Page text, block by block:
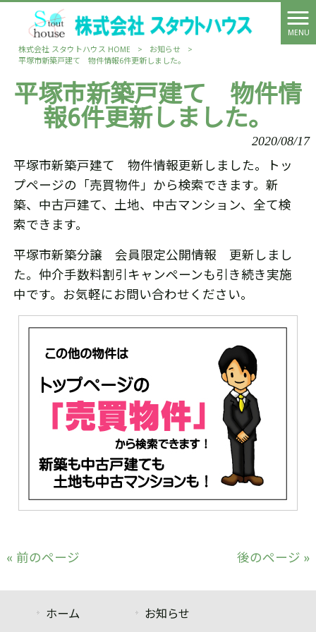
MENU
株式会社 スタウトハウス HOME
> お知らせ
>
平塚市新築戸建て 物件情報6件更新しました。
平塚市新築戸建て 物件情
報6件更新しました。
2020/08/17
平塚市新築戸建て 物件情報更新しました。トッ
プページの「売買物件」から検索できます。新
築、中古戸建て、土地、中古マンション、全て検
索できます。
平塚市新築分譲 会員限定公開情報 更新しまし
た。仲介手数料割引キャンペーンも引き続き実施
中です。お気軽にお問い合わせください。
« 前のページ 後のページ »
ホーム お知らせ